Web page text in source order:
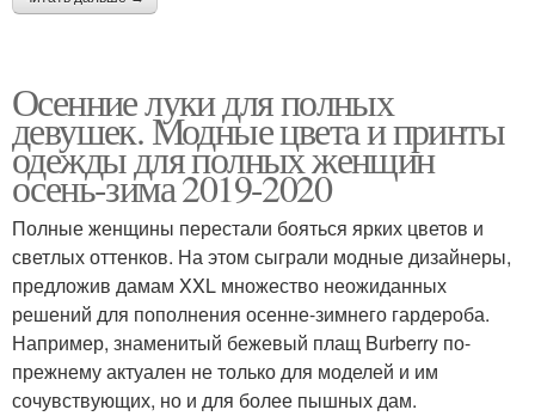
Осенние луки для полных
девушек. Модные цвета и принты
одежды для полных женщин
осень-зима 2019-2020
Полные женщины перестали бояться ярких цветов и
светлых оттенков. На этом сыграли модные дизайнеры,
предложив дамам XXL множество неожиданных
решений для пополнения осенне-зимнего гардероба.
Например, знаменитый бежевый плащ Burberry по-
прежнему актуален не только для моделей и им
сочувствующих, но и для более пышных дам.